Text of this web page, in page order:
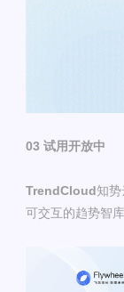
03 试用开放中
TrendCloud知势
可交互的趋势智